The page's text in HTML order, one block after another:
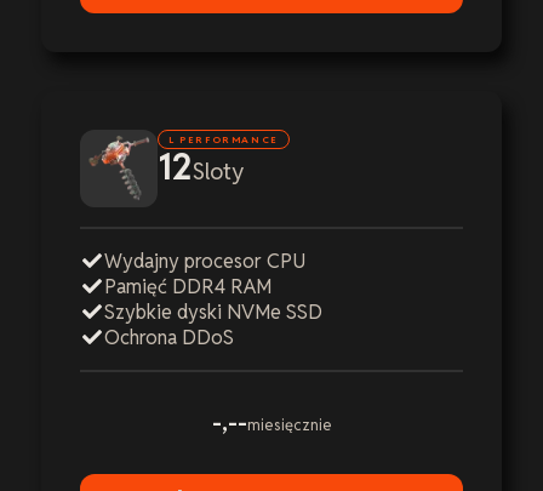
L PERFORMANCE
12Sloty
Wydajny procesor CPU
Pamięć DDR4 RAM
Szybkie dyski NVMe SSD
Ochrona DDoS
-,--miesięcznie